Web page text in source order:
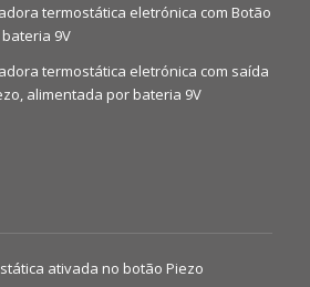
termostática eletrónica com Botão
9V
termostática eletrónica com saída
alimentada por bateria 9V
ativada no botão Piezo